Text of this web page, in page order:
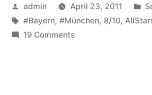
Posted
by
admin April 23, 2011
in
Tags:
#Bayern, #München, 8/10,
19 Commentson